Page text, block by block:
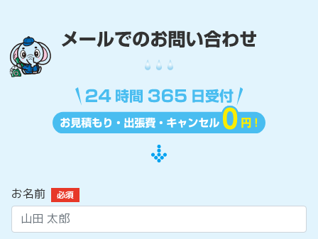
お名前 必須